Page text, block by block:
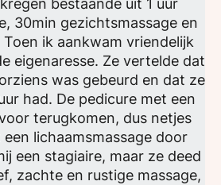
bestaande uit 1 uur
30min gezichtsmassage en
ik aankwam vriendelijk
eigenaresse. Ze vertelde dat
was gebeurd en dat ze
had. De pedicure met een
terugkomen, dus netjes
lichaamsmassage door
een stagiaire, maar ze deed
zachte en rustige massage,